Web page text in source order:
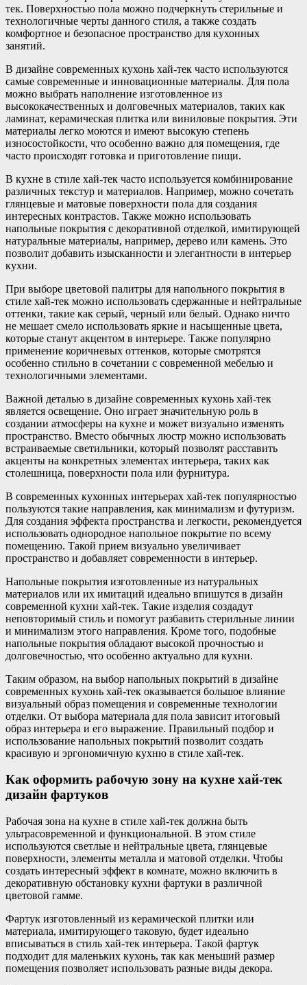
тек. Поверхностью пола можно подчеркнуть стерильные и
технологичные черты данного стиля, а также создать
комфортное и безопасное пространство для кухонных
занятий.
В дизайне современных кухонь хай-тек часто используются
самые современные и инновационные материалы. Для пола
можно выбрать наполнение изготовленное из
высококачественных и долговечных материалов, таких как
ламинат, керамическая плитка или виниловые покрытия. Эти
материалы легко моются и имеют высокую степень
износостойкости, что особенно важно для помещения, где
часто происходят готовка и приготовление пищи.
В кухне в стиле хай-тек часто используется комбинирование
различных текстур и материалов. Например, можно сочетать
глянцевые и матовые поверхности пола для создания
интересных контрастов. Также можно использовать
напольные покрытия с декоративной отделкой, имитирующей
натуральные материалы, например, дерево или камень. Это
позволит добавить изысканности и элегантности в интерьер
кухни.
При выборе цветовой палитры для напольного покрытия в
стиле хай-тек можно использовать сдержанные и нейтральные
оттенки, такие как серый, черный или белый. Однако ничто
не мешает смело использовать яркие и насыщенные цвета,
которые станут акцентом в интерьере. Также популярно
применение коричневых оттенков, которые смотрятся
особенно стильно в сочетании с современной мебелью и
технологичными элементами.
Важной деталью в дизайне современных кухонь хай-тек
является освещение. Оно играет значительную роль в
создании атмосферы на кухне и может визуально изменять
пространство. Вместо обычных люстр можно использовать
встраиваемые светильники, который позволят расставить
акценты на конкретных элементах интерьера, таких как
столешница, поверхности пола или фурнитура.
В современных кухонных интерьерах хай-тек популярностью
пользуются такие направления, как минимализм и футуризм.
Для создания эффекта пространства и легкости, рекомендуется
использовать однородное напольное покрытие по всему
помещению. Такой прием визуально увеличивает
пространство и добавляет современности в интерьер.
Напольные покрытия изготовленные из натуральных
материалов или их имитаций идеально впишутся в дизайн
современной кухни хай-тек. Такие изделия создадут
неповторимый стиль и помогут разбавить стерильные линии
и минимализм этого направления. Кроме того, подобные
напольные покрытия обладают высокой прочностью и
долговечностью, что особенно актуально для кухни.
Таким образом, на выбор напольных покрытий в дизайне
современных кухонь хай-тек оказывается большое влияние
визуальный образ помещения и современные технологии
отделки. От выбора материала для пола зависит итоговый
образ интерьера и его выражение. Правильный подбор и
использование напольных покрытий позволит создать
красивую и эргономичную кухню в стиле хай-тек.
Как оформить рабочую зону на кухне хай-тек
дизайн фартуков
Рабочая зона на кухне в стиле хай-тек должна быть
ультрасовременной и функциональной. В этом стиле
используются светлые и нейтральные цвета, глянцевые
поверхности, элементы металла и матовой отделки. Чтобы
создать интересный эффект в комнате, можно включить в
декоративную обстановку кухни фартуки в различной
цветовой гамме.
Фартук изготовленный из керамической плитки или
материала, имитирующего таковую, будет идеально
вписываться в стиль хай-тек интерьера. Такой фартук
подходит для маленьких кухонь, так как меньший размер
помещения позволяет использовать разные виды декора.